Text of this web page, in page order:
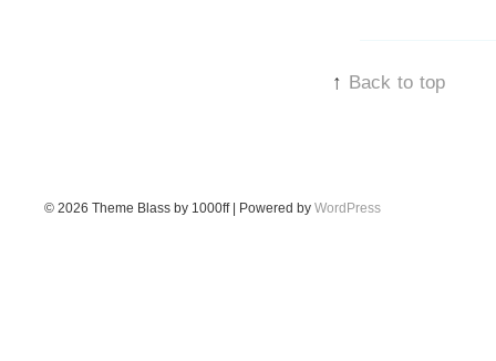
↑ Back to top
© 2026 Theme Blass by 1000ff | Powered by WordPress